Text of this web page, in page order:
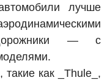
лучше
— с
как _Thule_,